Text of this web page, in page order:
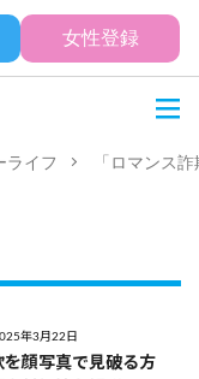
女性登録
ライフ 「ロマンス
年3月22日
を顔写真で見破る方